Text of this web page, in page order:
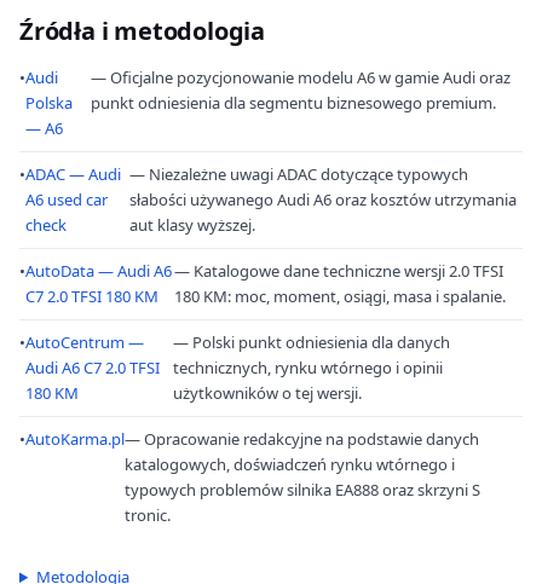
Źródła i metodologia
•Audi
Polska
— A6
— Oficjalne pozycjonowanie modelu A6 w gamie Audi oraz
punkt odniesienia dla segmentu biznesowego premium.
•ADAC — Audi
A6 used car
check
— Niezależne uwagi ADAC dotyczące typowych
słabości używanego Audi A6 oraz kosztów utrzymania
aut klasy wyższej.
•AutoData — Audi A6
C7 2.0 TFSI 180 KM
— Katalogowe dane techniczne wersji 2.0 TFSI
180 KM: moc, moment, osiągi, masa i spalanie.
•AutoCentrum —
Audi A6 C7 2.0 TFSI
180 KM
— Polski punkt odniesienia dla danych
technicznych, rynku wtórnego i opinii
użytkowników o tej wersji.
•AutoKarma.pl— Opracowanie redakcyjne na podstawie danych
katalogowych, doświadczeń rynku wtórnego i
typowych problemów silnika EA888 oraz skrzyni S
tronic.
Metodologia